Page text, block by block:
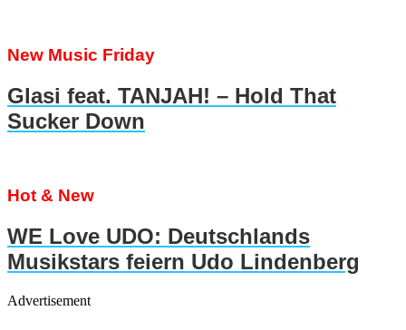
New Music Friday
Glasi feat. TANJAH! – Hold That
Sucker Down
Hot & New
WE Love UDO: Deutschlands
Musikstars feiern Udo Lindenberg
Advertisement